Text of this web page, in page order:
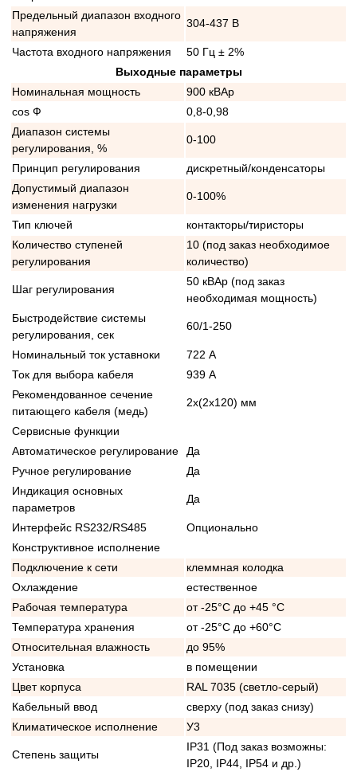
Предельный диапазон входного
напряжения
304-437 В
Частота входного напряжения
50 Гц ± 2%
Выходные параметры
Номинальная мощность
900 кВАр
cos Ф
0,8-0,98
Диапазон системы
регулирования, %
0-100
Принцип регулирования
дискретный/конденсаторы
Допустимый диапазон
изменения нагрузки
0-100%
Тип ключей
контакторы/тиристоры
Количество ступеней
регулирования
10 (под заказ необходимое
количество)
Шаг регулирования
50 кВАр (под заказ
необходимая мощность)
Быстродействие системы
регулирования, сек
60/1-250
Номинальный ток уставноки
722 А
Ток для выбора кабеля
939 А
Рекомендованное сечение
питающего кабеля (медь)
2x(2x120) мм
Сервисные функции
Автоматическое регулирование
Да
Ручное регулирование
Да
Индикация основных
параметров
Да
Интерфейс RS232/RS485
Опционально
Конструктивное исполнение
Подключение к сети
клеммная колодка
Охлаждение
естественное
Рабочая температура
от -25°C до +45 °C
Температура хранения
от -25°C до +60°C
Относительная влажность
до 95%
Установка
в помещении
Цвет корпуса
RAL 7035 (светло-серый)
Кабельный ввод
сверху (под заказ снизу)
Климатическое исполнение
У3
Степень защиты
IP31 (Под заказ возможны:
IP20, IP44, IP54 и др.)